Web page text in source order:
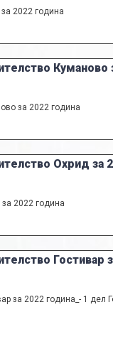
2022 година
Куманово
за 2022 година
Охрид за
2022 година
Гостивар
за 2022 година_- 1